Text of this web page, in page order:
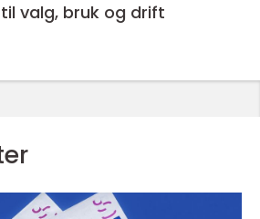
valg, bruk og drift